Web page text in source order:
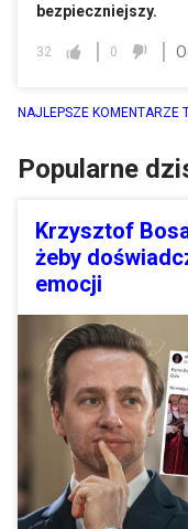
bezpieczniejszy.
32 0
NAJLEPSZE KOMENTARZE
Popularne
Krzysztof
żeby
emocji